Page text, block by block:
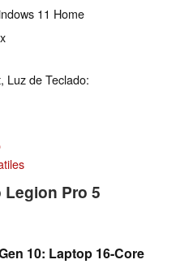
11 Home
Luz de Teclado:
Pro 5
10: Laptop 16-Core